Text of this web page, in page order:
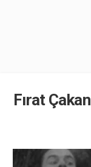
Fırat Çakan